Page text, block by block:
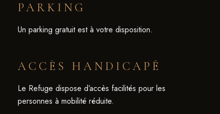
PARKING
Un parking gratuit est à votre disposition.
ACCÈS HANDICAPÉ
Le Refuge dispose d’accès facilités pour les
personnes à mobilité réduite.